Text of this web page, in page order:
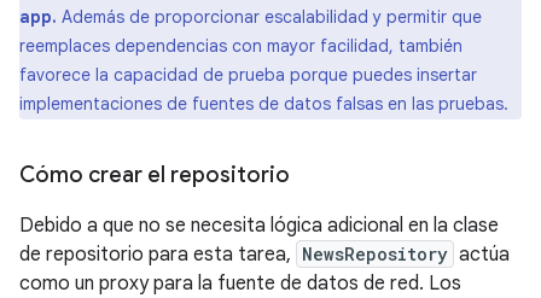
app. Además de proporcionar escalabilidad y permitir que
reemplaces dependencias con mayor facilidad, también
favorece la capacidad de prueba porque puedes insertar
implementaciones de fuentes de datos falsas en las pruebas.
Cómo crear el repositorio
Debido a que no se necesita lógica adicional en la clase
de repositorio para esta tarea, NewsRepository actúa
como un proxy para la fuente de datos de red. Los